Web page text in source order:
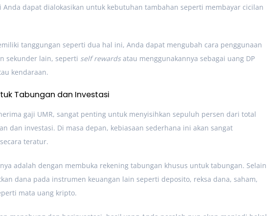
dapat dialokasikan untuk kebutuhan tambahan seperti membayar cicilan
tanggungan seperti dua hal ini, Anda dapat mengubah cara penggunaan
sekunder lain, seperti self rewardsatau menggunakannya sebagai uang DP
kendaraan.
Tabungan dan Investasi
gaji UMR, sangat penting untuk menyisihkan sepuluh persen dari total
dan investasi. Di masa depan, kebiasaan sederhana ini akan sangat
teratur.
adalah dengan membuka rekening tabungan khusus untuk tabungan. Selain
dana pada instrumen keuangan lain seperti deposito, reksa dana, saham,
mata uang kripto.